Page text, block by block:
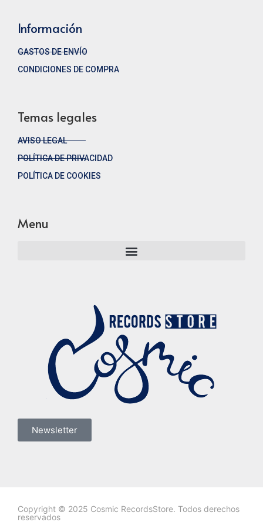
Información
GASTOS DE ENVÍO
CONDICIONES DE COMPRA
Temas legales
AVISO LEGAL
POLÍTICA DE PRIVACIDAD
POLÍTICA DE COOKIES
Menu
Newsletter
Copyright © 2025 Cosmic RecordsStore. Todos derechos
reservados